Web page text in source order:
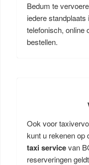
Bedum te
iedere
telefonisch, online
bestellen.
Ook voor
kunt u rekenen op
taxi servicevan
reserveringen